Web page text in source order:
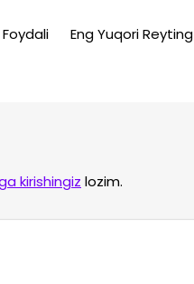
Foydali Eng Yuqori Reyting
kirishingiz lozim.